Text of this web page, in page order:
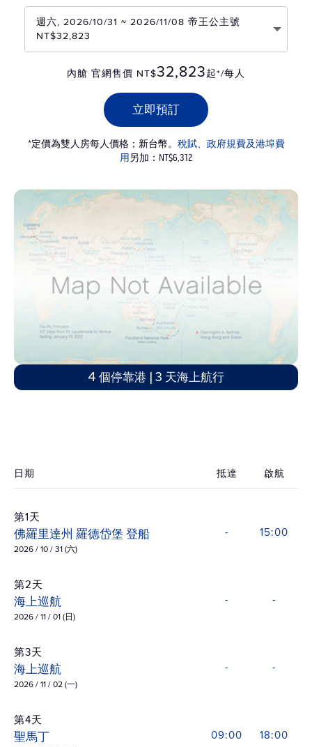
週六, 2026/10/31 ~ 2026/11/08 帝王公主號
NT$32,823
內艙 官網售價 NT$32,823起*/每人
立即預訂
*定價為雙人房每人價格；新台幣。 稅賦、政府規費及港埠費
用另加：NT$6,312
4 個停靠港 | 3 天海上航行
日期 抵達 啟航
第1天
佛羅里達州 羅德岱堡 登船
2026 / 10 / 31 (六)
- 15:00
第2天
海上巡航
2026 / 11 / 01 (日)
- -
第3天
海上巡航
2026 / 11 / 02 (一)
- -
第4天
聖馬丁 09:00 18:00